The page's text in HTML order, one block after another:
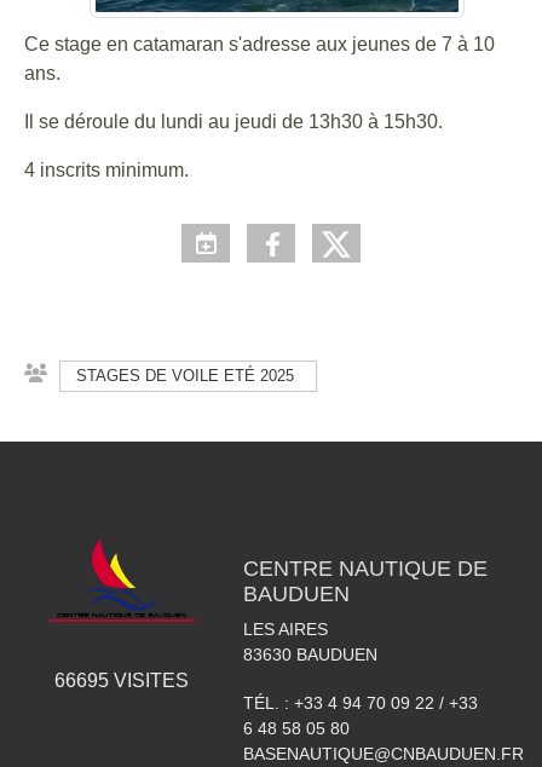
Ce stage en catamaran s'adresse aux jeunes de 7 à 10
ans.
Il se déroule du lundi au jeudi de 13h30 à 15h30.
4 inscrits minimum.
STAGES DE VOILE ETÉ 2025
66695VISITES
CENTRE NAUTIQUE DE
BAUDUEN
LES AIRES
83630 BAUDUEN
TÉL. : +33 4 94 70 09 22 / +33
6 48 58 05 80
BASENAUTIQUE@CNBAUDUEN.FR